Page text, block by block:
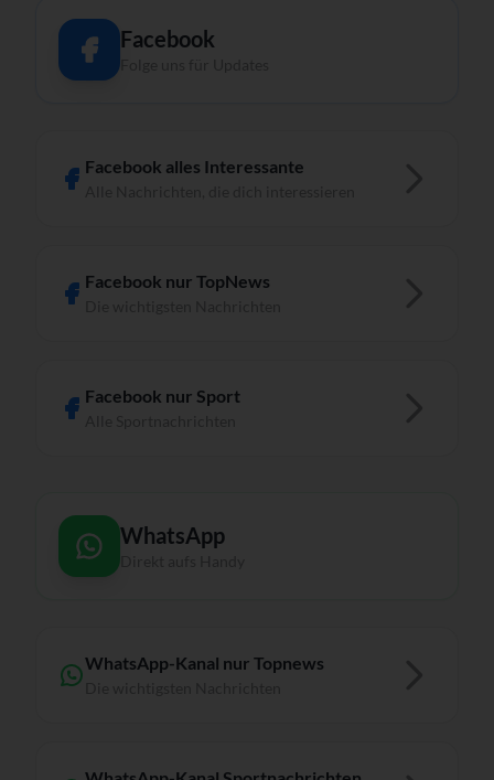
Facebook
Facebook alles Interessante
Facebook nur TopNews
Facebook nur Sport
WhatsApp
WhatsApp-Kanal nur Topnews